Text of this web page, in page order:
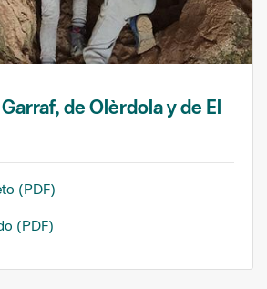
de Olèrdola y de El
(PDF)
(PDF)